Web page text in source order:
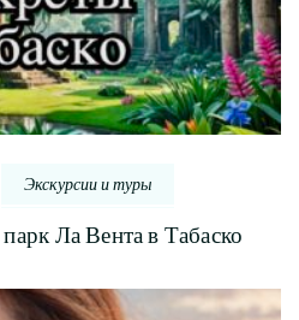
Экскурсии и туры
Ла Вента в Табаско